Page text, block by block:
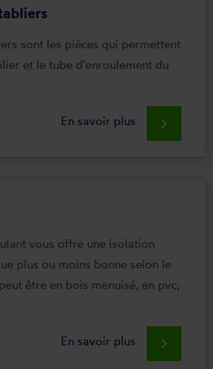
sont les pièces qui permettent
et le tube d'enroulement du
En savoir plus keyboard_arrow_right
vous offre une isolation
plus ou moins bonne selon le
être en bois menuisé, en pvc,
En savoir plus keyboard_arrow_right